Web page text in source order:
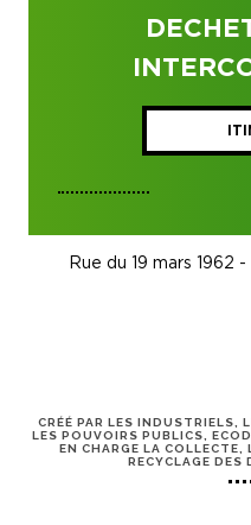
Rue du 19 mars 1962
CRÉÉ PAR LES INDUSTRIELS,
LES POUVOIRS PUBLICS,
EN CHARGE LA
RECYCLAGE DES